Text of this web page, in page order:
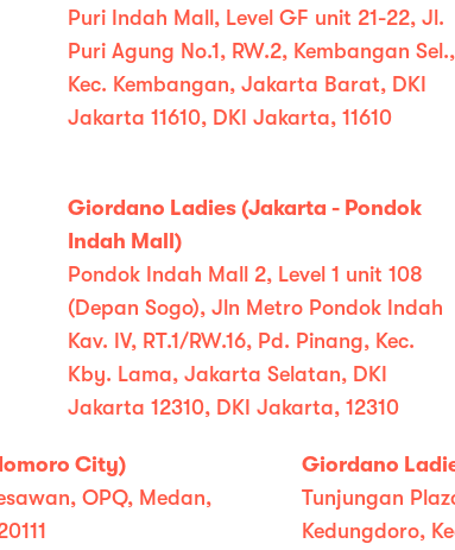
Puri Indah Mall, Level GF unit 21-22, Jl.
Puri Agung No.1, RW.2, Kembangan Sel.,
Kec. Kembangan, Jakarta Barat, DKI
Jakarta 11610, DKI Jakarta, 11610
Giordano Ladies (Jakarta - Pondok
Indah Mall)
Pondok Indah Mall 2, Level 1 unit 108
(Depan Sogo), Jln Metro Pondok Indah
Kav. IV, RT.1/RW.16, Pd. Pinang, Kec.
Kby. Lama, Jakarta Selatan, DKI
Jakarta 12310, DKI Jakarta, 12310
City)
OPQ, Medan,
Giordano
Tunjungan
Kedungdoro,